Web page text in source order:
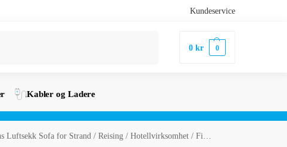
Kundeservice
0kr 0
Kabler og Ladere
/ Reising / Hotellvirksomhet / Fiske, Størrelse: 260cm x 70cm (Blå)